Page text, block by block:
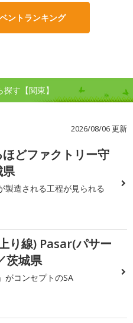
ントランキング
す【関東】
2026/08/06 更新
どファクトリー守
県
製造される工程が見られる
り線) Pasar(パサー
茨城県
がコンセプトのSA